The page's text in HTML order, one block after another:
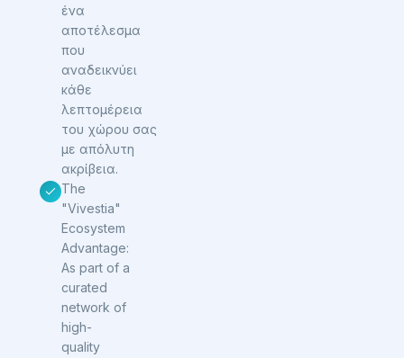
ένα
αποτέλεσμα
που
αναδεικνύει
κάθε
λεπτομέρεια
του χώρου σας
με απόλυτη
ακρίβεια.
The
"Vivestia"
Ecosystem
Advantage:
As part of a
curated
network of
high-
quality